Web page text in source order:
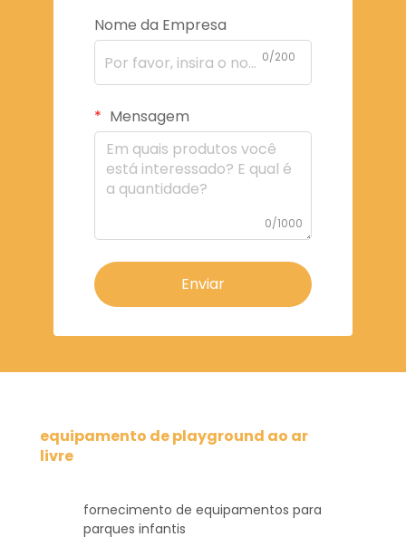
Nome da Empresa
0/200
Mensagem
0/1000
Enviar
equipamento de playground ao ar
livre
fornecimento de equipamentos para
parques infantis